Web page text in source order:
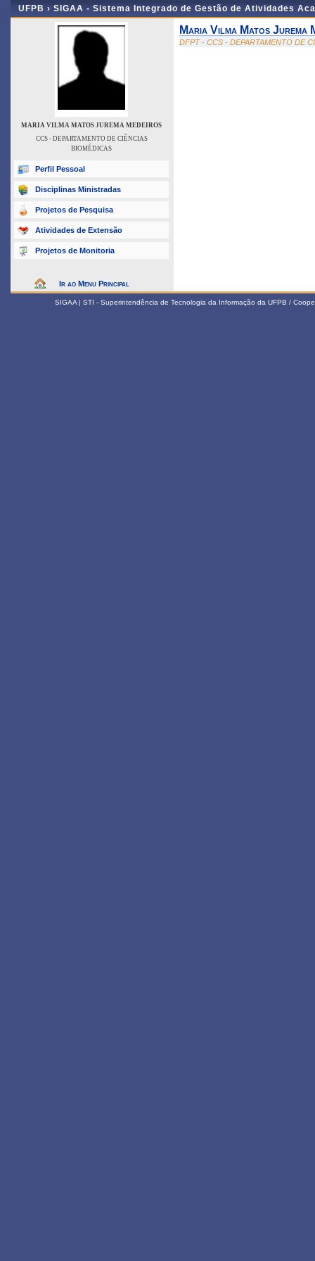
UFPB › SIGAA - Sistema Integrado de Gestão de Atividades
MARIA VILMA MATOS JUREMA MEDEIROS
CCS - DEPARTAMENTO DE CIÊNCIAS
BIOMÉDICAS
Perfil Pessoal
Disciplinas Ministradas
Projetos de Pesquisa
Atividades de Extensão
Projetos de Monitoria
Ir ao Menu Principal
Maria Vilma Matos Jurema
DFPT - CCS - DEPARTAMENTO DE
SIGAA | STI - Superintendência de Tecnologia da Informação da UFPB /